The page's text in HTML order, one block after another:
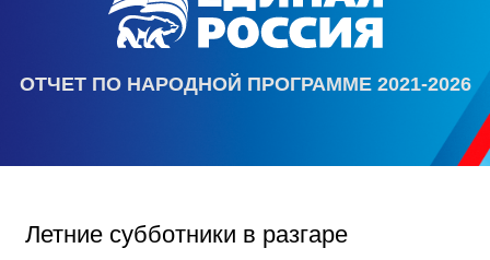
ОТЧЕТ ПО НАРОДНОЙ ПРОГРАММЕ 2021-2026
Летние субботники в разгаре